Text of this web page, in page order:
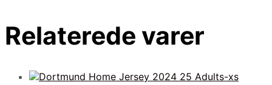
Relaterede varer